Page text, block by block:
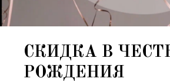
СКИДКА В
РОЖДЕНИЯ